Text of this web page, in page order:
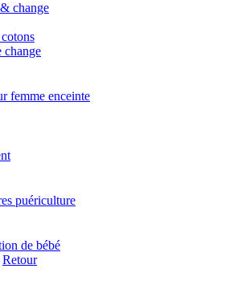
change
change
femme enceinte
puériculture
de bébé
Retour